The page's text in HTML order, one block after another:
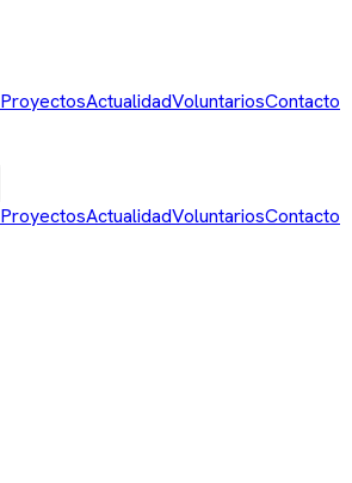
ProyectosActualidadVoluntariosContacto
ProyectosActualidadVoluntariosContacto